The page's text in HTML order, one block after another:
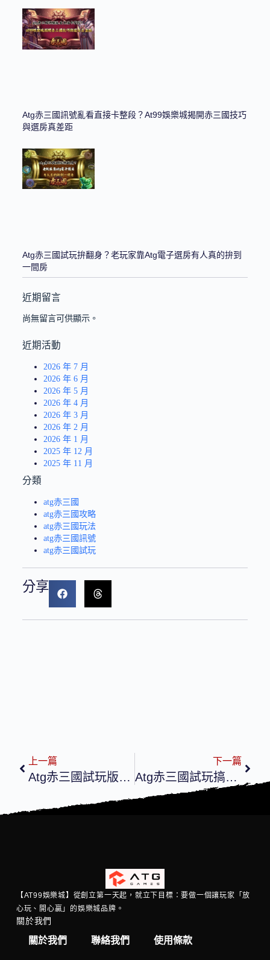
Atg赤三國訊號亂看直接卡整段？at99娛樂城揭開赤三國技巧
與選房真差距
Atg赤三國試玩拚翻身？老玩家靠atg電子選房有人真的拚到
一間房
近期留言
尚無留言可供顯示。
近期活動
2026 年 7 月
2026 年 6 月
2026 年 5 月
2026 年 4 月
2026 年 3 月
2026 年 2 月
2026 年 1 月
2025 年 12 月
2025 年 11 月
分類
atg赤三國
atg赤三國攻略
atg赤三國玩法
atg赤三國訊號
atg赤三國試玩
分享
上一篇
Atg赤三國試玩版多多停看聽！at99娛樂城實測赤三國免費試玩值不值得投入
下一篇
Atg赤三國試玩搞懂再開戰！赤三國免費試玩先看懂特殊符號含意
【AT99娛樂城】從創立第一天起，就立下目標：要做一個讓玩家「放
心玩、開心贏」的娛樂城品牌。
關於我們
關於我們 聯絡我們 使用條款